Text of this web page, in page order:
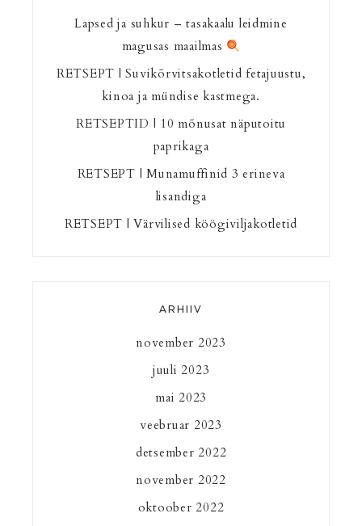
Lapsed ja suhkur – tasakaalu leidmine
magusas maailmas
RETSEPT | Suvikõrvitsakotletid fetajuustu,
kinoa ja mündise kastmega.
RETSEPTID | 10 mõnusat näputoitu
paprikaga
RETSEPT | Munamuffinid 3 erineva
lisandiga
RETSEPT | Värvilised köögiviljakotletid
ARHIIV
november 2023
juuli 2023
mai 2023
veebruar 2023
detsember 2022
november 2022
oktoober 2022